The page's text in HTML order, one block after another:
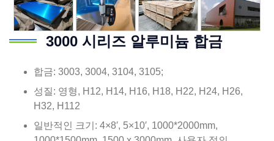
3000 시리즈 알루미늄 합금
합금: 3003, 3004, 3104, 3105;
성질: 영형, H12, H14, H16, H18, H22, H24, H26,
H32, H112
일반적인 크기: 4×8′, 5×10′, 1000*2000mm,